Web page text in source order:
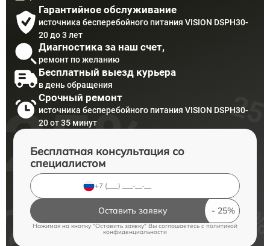
Гарантийное обслуживание
источника бесперебойного питания VISION DSPH30-
20 до 3 лет
Диагностика за наш счет,
ремонт по желанию
Бесплатный выезд курьера
в день обращения
Срочный ремонт
источника бесперебойного питания VISION DSPH30-
20 от 35 минут
Бесплатная консультация со
специалистом
Оставить заявку
Нажимая на кнопку "Оставить заявку" Вы соглашаетесь cполитикой
конфиденциальности